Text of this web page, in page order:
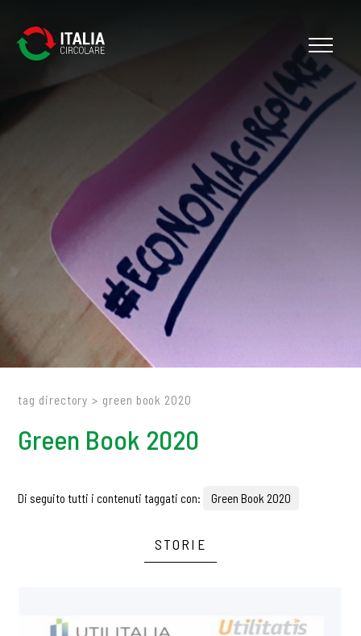
tag directory > green book 2020
Green Book 2020
Di seguito tutti i contenuti taggati con: Green Book 2020
STORIE